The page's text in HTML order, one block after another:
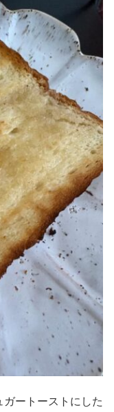
ートーストにした